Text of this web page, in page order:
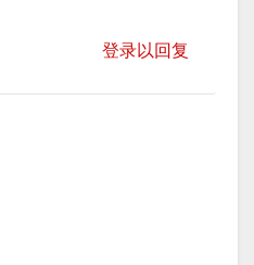
登录以回复